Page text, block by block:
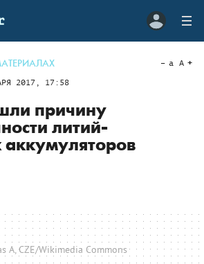
2017, 17:58
a A
причину
литий-
A, CZE/Wikimedia Commons